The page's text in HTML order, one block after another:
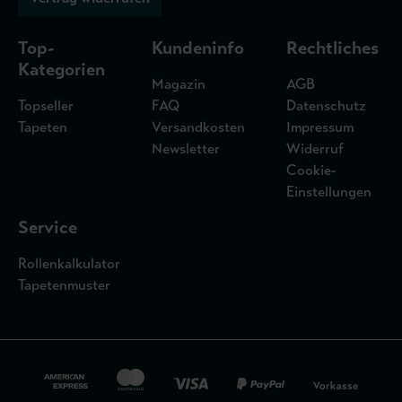
Top-
Kategorien
Topseller
Tapeten
Kundeninfo
Magazin
FAQ
Versandkosten
Newsletter
Rechtliches
AGB
Datenschutz
Impressum
Widerruf
Cookie-
Einstellungen
Service
Rollenkalkulator
Tapetenmuster